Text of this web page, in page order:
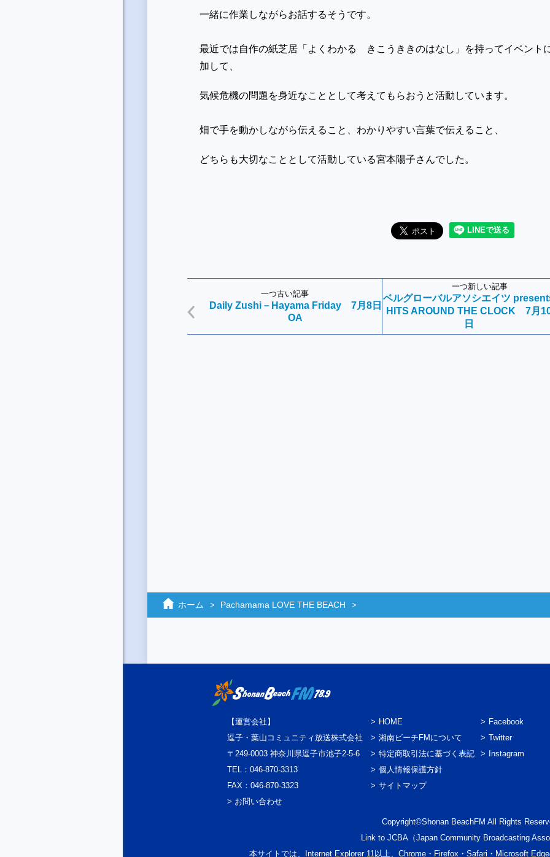
一緒に作業しながらお話するそうです。
最近では自作の紙芝居「よくわかる きこうききのはなし」を持ってイベント
加して、
気候危機の問題を身近なこととして考えてもらおうと活動しています。
畑で手を動かしながら伝えること、わかりやすい言葉で伝えること
どちらも大切なこととして活動している宮本陽子さんでした。
一つ古い記事
Daily Zushi－Hayama Friday 7月8日
OA
一つ新しい記事
ベルグローバルアソシエイツ
HITS AROUND THE CLOCK 7月
日
ホーム Pachamama LOVE THE BEACH
【運営会社】
逗子・葉山コミュニティ放送株式会社
〒249-0003 神奈川県逗子市池子2-5-6
TEL：046-870-3313
FAX：046-870-3323
> お問い合わせ
HOME
湘南ビーチFMについて
特定商取引法に基づく表記
個人情報保護方針
サイトマップ
Facebook
Twitter
Instagram
Copyright©Shonan BeachFM All Rights
Link to JCBA（Japan Community Broadcasting
本サイトでは、Internet Explorer 11以上、Chrome・Firefox・Safari・Microsoft